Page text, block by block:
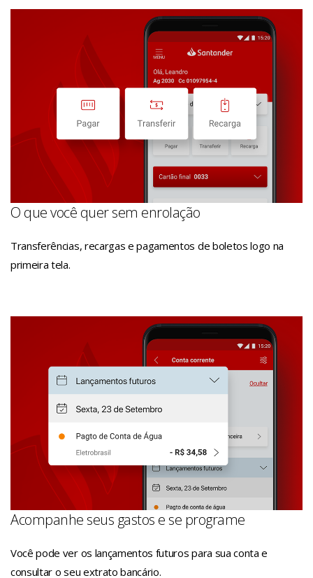
O que você quer sem enrolação
Transferências, recargas e pagamentos de boletos logo na
primeira tela.
Acompanhe seus gastos e se programe
Você pode ver os lançamentos futuros para sua conta e
consultar o seu extrato bancário.